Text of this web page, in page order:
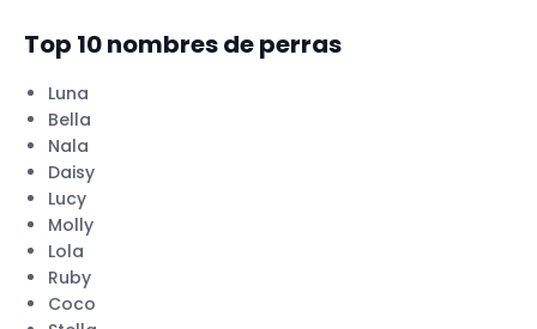
Top 10nombres de perras
Luna
Bella
Nala
Daisy
Lucy
Molly
Lola
Ruby
Coco